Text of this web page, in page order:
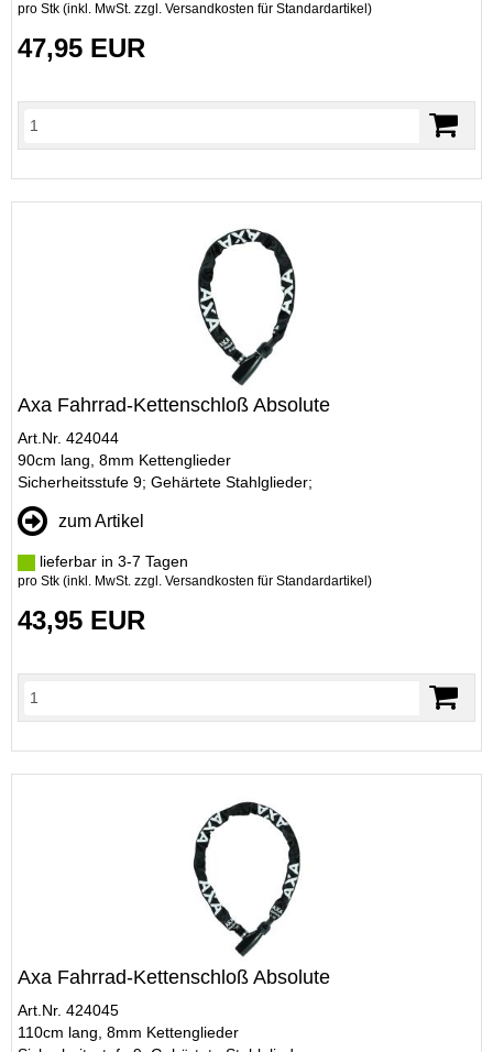
pro Stk (inkl. MwSt. zzgl. Versandkosten für Standardartikel )
47,95 EUR
Axa Fahrrad-Kettenschloß Absolute
Art.Nr. 424044
90cm lang, 8mm Kettenglieder
Sicherheitsstufe 9; Gehärtete Stahlglieder;
zum Artikel
lieferbar in 3-7 Tagen
pro Stk (inkl. MwSt. zzgl. Versandkosten für Standardartikel )
43,95 EUR
Axa Fahrrad-Kettenschloß Absolute
Art.Nr. 424045
110cm lang, 8mm Kettenglieder